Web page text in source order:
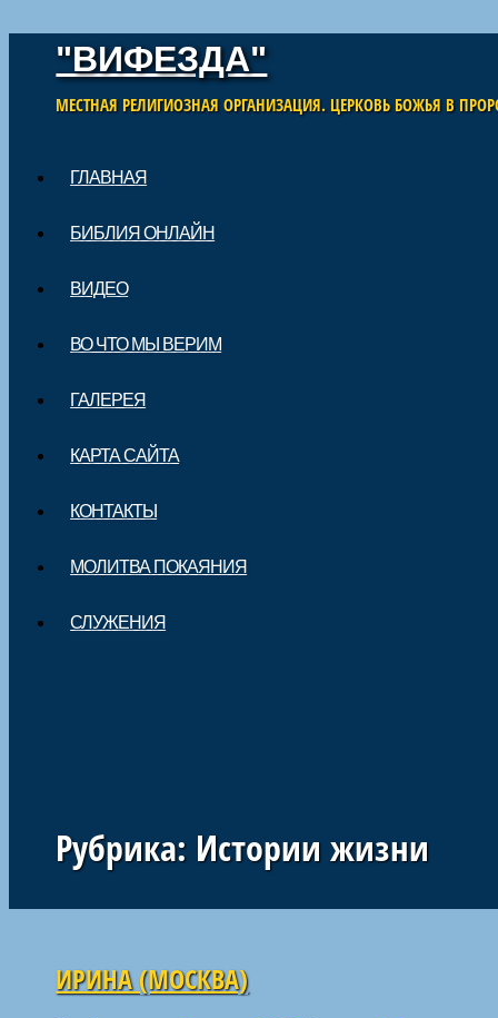
"ВИФЕЗДА"
МЕСТНАЯ РЕЛИГИОЗНАЯ ОРГАНИЗАЦИЯ. ЦЕРКОВЬ БОЖЬЯ В
Main menu
ГЛАВНАЯ
БИБЛИЯ ОНЛАЙН
ВИДЕО
ВО ЧТО МЫ ВЕРИМ
ГАЛЕРЕЯ
КАРТА САЙТА
КОНТАКТЫ
МОЛИТВА ПОКАЯНИЯ
СЛУЖЕНИЯ
Рубрика: Истории жизни
Навигация по статьям
ИРИНА (МОСКВА)